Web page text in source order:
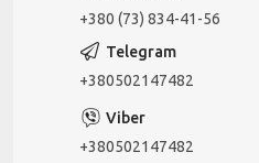
+380 (73) 834-41-56
+380502147482
+380502147482